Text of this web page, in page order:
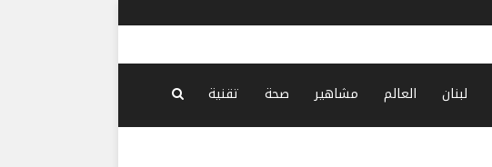
لبنان العالم مشاهير صحة تقنية